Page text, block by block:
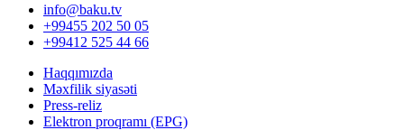
info@baku.tv
+99455 202 50 05
+99412 525 44 66
Haqqımızda
Məxfilik siyasəti
Press-reliz
Elektron proqramı (EPG)